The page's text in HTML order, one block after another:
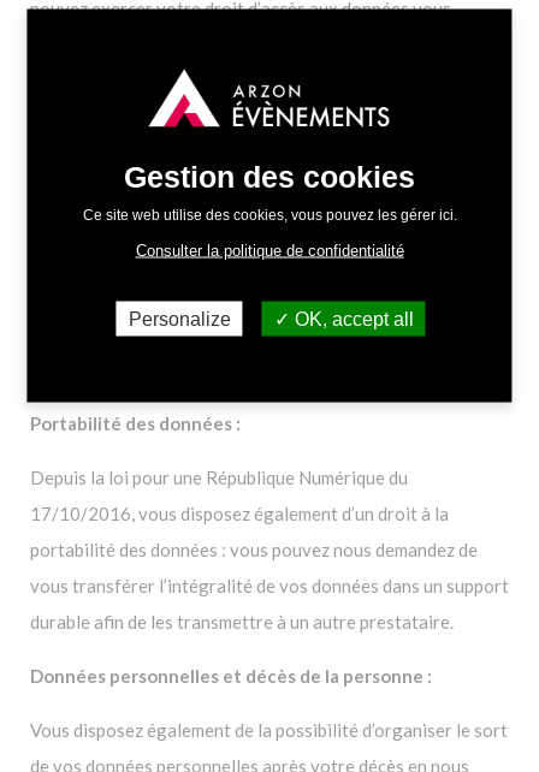
pouvez exercer votre droit d’accès aux données vous
ARZON ÉVÉNEMENTS
8 Rue de la Gendarmerie
56640 Arzon, France
02 97 53 71 65
contact-evenements@arzon.fr
Nous vous informons de l’existence de la liste d’opposition
au démarchage téléphonique « Bloctel », sur laquelle vous
Portabilité des données :
Depuis la loi pour une République Numérique du
17/10/2016, vous disposez également d’un droit à la
portabilité des données : vous pouvez nous demandez de
vous transférer l’intégralité de vos données dans un support
durable afin de les transmettre à un autre prestataire.
Données personnelles et décès de la personne :
Vous disposez également de la possibilité d’organiser le sort
de vos données personnelles après votre décès en nous
Gestion des cookies
Ce site web utilise des cookies, vous pouvez les gérer ici.
Consulter la politique de confidentialité
Personalize OK, accept all